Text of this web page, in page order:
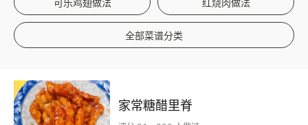
全部菜谱分类
家常糖醋里脊